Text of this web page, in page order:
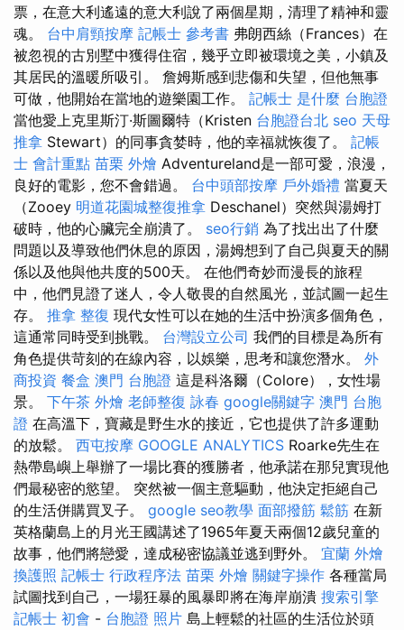
票，在意大利遙遠的意大利說了兩個星期，清理了精神和靈
魂。 台中肩頸按摩 記帳士 參考書 弗朗西絲（Frances）在
被忽視的古別墅中獲得住宿，幾乎立即被環境之美，小鎮及
其居民的溫暖所吸引。 詹姆斯感到悲傷和失望，但他無事
可做，他開始在當地的遊樂園工作。 記帳士 是什麼 台胞證
當他愛上克里斯汀·斯圖爾特（Kristen 台胞證台北 seo 天母
推拿 Stewart）的同事貪婪時，他的幸福就恢復了。 記帳
士 會計重點 苗栗 外燴 Adventureland是一部可愛，浪漫，
良好的電影，您不會錯過。 台中頭部按摩 戶外婚禮 當夏天
（Zooey 明道花園城整復推拿 Deschanel）突然與湯姆打
破時，他的心臟完全崩潰了。 seo行銷 為了找出出了什麼
問題以及導致他們休息的原因，湯姆想到了自己與夏天的關
係以及他與他共度的500天。 在他們奇妙而漫長的旅程
中，他們見證了迷人，令人敬畏的自然風光，並試圖一起生
存。 推拿 整復 現代女性可以在她的生活中扮演多個角色，
這通常同時受到挑戰。 台灣設立公司 我們的目標是為所有
角色提供苛刻的在線內容，以娛樂，思考和讓您潛水。 外
商投資 餐盒 澳門 台胞證 這是科洛爾（Colore），女性場
景。 下午茶 外燴 老師整復 詠春 google關鍵字 澳門 台胞
證 在高溫下，寶藏是野生水的接近，它也提供了許多運動
的放鬆。 西屯按摩 GOOGLE ANALYTICS Roarke先生在
熱帶島嶼上舉辦了一場比賽的獲勝者，他承諾在那兒實現他
們最秘密的慾望。 突然被一個主意驅動，他決定拒絕自己
的生活併購買叉子。 google seo教學 面部撥筋 鬆筋 在新
英格蘭島上的月光王國講述了1965年夏天兩個12歲兒童的
故事，他們將戀愛，達成秘密協議並逃到野外。 宜蘭 外燴
換護照 記帳士 行政程序法 苗栗 外燴 關鍵字操作 各種當局
試圖找到自己，一場狂暴的風暴即將在海岸崩潰 搜索引擎
記帳士 初會 - 台胞證 照片 島上輕鬆的社區的生活位於頭